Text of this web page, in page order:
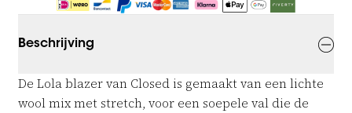
Beschrijving
De Lola blazer van Closed is gemaakt van een lichte
wool mix met stretch, voor een soepele val die de